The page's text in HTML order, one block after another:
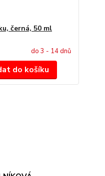
černá, 50 ml
do 3 - 14 dnů
do košíku